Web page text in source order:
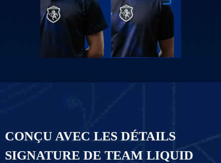
CONÇU AVEC LES DÉTAILS
SIGNATURE DE TEAM LIQUID